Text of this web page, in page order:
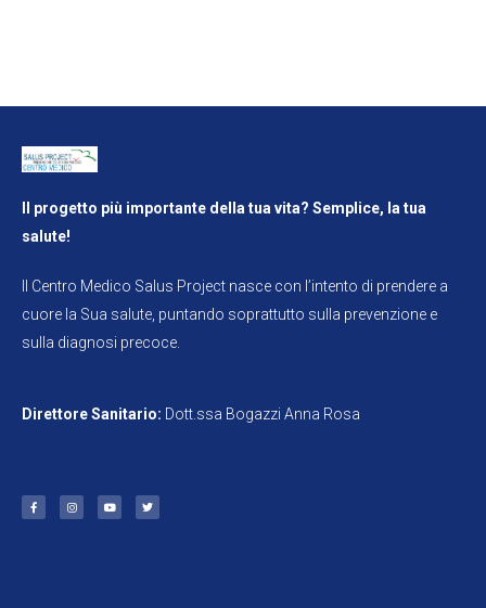
Il progetto più importante della tua vita? Semplice, la tua
salute!
Il Centro Medico Salus Project nasce con l’intento di prendere a
cuore la Sua salute, puntando soprattutto sulla prevenzione e
sulla diagnosi precoce.
Direttore Sanitario: Dott.ssa Bogazzi Anna Rosa